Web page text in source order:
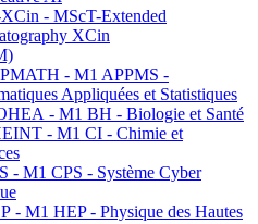
- MScT-Extended
XCin
- M1 APPMS -
Appliquées et Statistiques
- M1 BH - Biologie et Santé
- M1 CI - Chimie et
- M1 CPS - Système Cyber
- M1 HEP - Physique des Hautes